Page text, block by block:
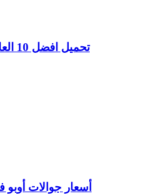
تحميل افضل 10 العاب بنات للأندوريد
أسعار جوالات أوبو فى